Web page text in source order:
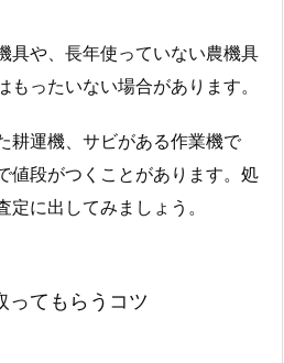
具や、長年使っていない農機具
ったいない場合があります。
耕運機、サビがある作業機で
値段がつくことがあります。処
に出してみましょう。
ってもらうコツ